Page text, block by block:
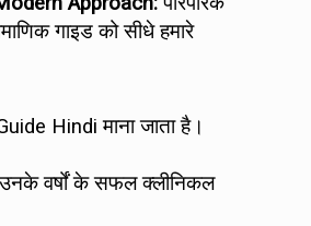
गाइड को सीधे हमारे
Hindi माना जाता है।
वर्षों के सफल क्लीनिकल